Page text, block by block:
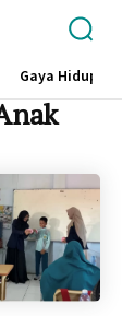
Gaya Hidup